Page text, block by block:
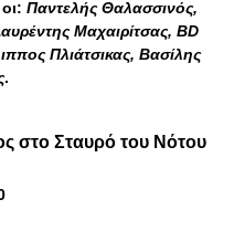
Παντελής Θαλασσινός,
Μαχαιρίτσας, BD
Πλιάτσικας, Βασίλης
.
στο Σταυρό του Νότου